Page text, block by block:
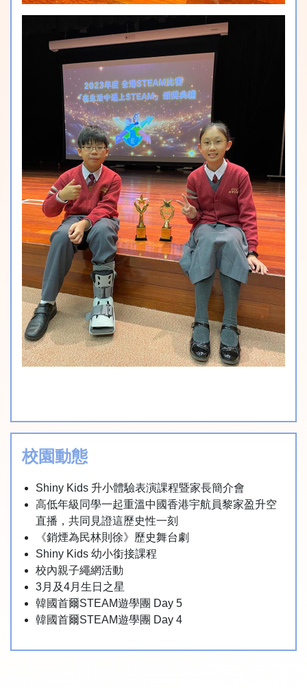
校園動態
Shiny Kids 升小體驗表演課程暨家長簡介會
高低年級同學一起重溫中國香港宇航員黎家盈升空
直播，共同見證這歷史性一刻
《銷煙為民林則徐》歷史舞台劇
Shiny Kids 幼小銜接課程
校內親子繩網活動
3月及4月生日之星
韓國首爾STEAM遊學團 Day 5
韓國首爾STEAM遊學團 Day 4